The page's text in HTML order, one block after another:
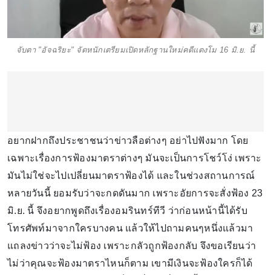
จับตา "อัจฉริยะ" จัดหนักเตรียมเปิดหลักฐานใหม่คดีแตงโม 16 มิ.ย. นี้
อยากฝากถึงประชาชนว่าข่าวลือต่างๆ อย่าไปฟังมาก โดย
เฉพาะเรื่องการฟ้องมาตราต่างๆ มันจะเป็นการโชว์โง่ เพราะ
มันไม่ใช่จะไปเปลี่ยนมาตราฟ้องได้ และในช่วงสถานการณ์
หลายวันนี้ ยอมรับว่าจะกดดันมาก เพราะอัยการจะสั่งฟ้อง 23
มิ.ย. นี้ จึงอยากพูดถึงเรื่องอมรินทร์ทีวี ว่าก่อนหน้านี้ได้รับ
โทรศัพท์มาจากใครบางคน แล้วให้ไปถามคนๆหนึ่งแล้วมา
แถลงข่าวว่าจะไม่ฟ้อง เพราะกลัวถูกฟ้องกลับ จึงขอเรียนว่า
ไม่ว่าคุณจะฟ้องมาตราไหนก็ตาม เขามีเงินจะฟ้องใครก็ได้